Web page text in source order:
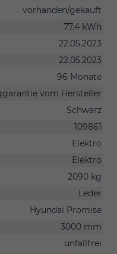
vorhanden/gekauft
77.4 kWh
22.05.2023
22.05.2023
96 Monate
vom Hersteller
Schwarz
109861
Elektro
Elektro
2090 kg
Leder
Hyundai Promise
3000 mm
unfallfrei